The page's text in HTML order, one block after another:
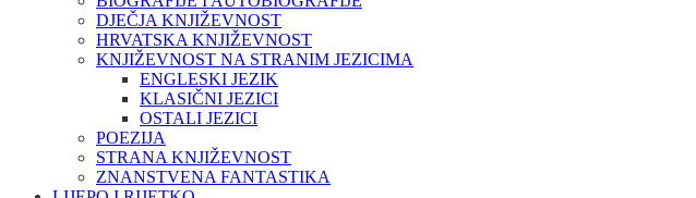
DJEČJA KNJIŽEVNOST
HRVATSKA KNJIŽEVNOST
KNJIŽEVNOST NA STRANIM JEZICIMA
ENGLESKI JEZIK
KLASIČNI JEZICI
OSTALI JEZICI
POEZIJA
STRANA KNJIŽEVNOST
ZNANSTVENA FANTASTIKA